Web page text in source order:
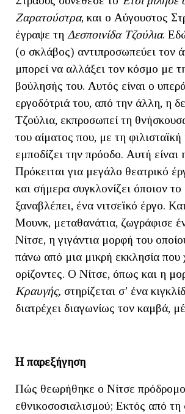
Ζαρατούστρα, και ο Αύγουστος
έγραψε τη Δεσποινίδα Τζούλια.
(ο σκλάβος) αντιπροσωπεύει τον
μπορεί να αλλάξει τον κόσμο με
βούλησής του. Αυτός είναι ο
εργοδότριά του, από την άλλη, η
Τζούλια, εκπροσωπεί τη
του αίματος που, με τη φιλισταϊκή
εμποδίζει την πρόοδο. Αυτή
Πρόκειται για μεγάλο θεατρικό
και σήμερα συγκλονίζει όποιον το
ξαναβλέπει, ένα νιτσεϊκό έργο.
Μουνκ, μεταθανάτια, ζωγράφισε
Νίτσε, η γιγάντια μορφή του
πάνω από μια μικρή εκκλησία που
ορίζοντες. Ο Νίτσε, όπως και η
Κραυγής, στηρίζεται σ’ ένα
διατρέχει διαγωνίως τον καμβά,
Η παρεξήγηση
Πώς θεωρήθηκε ο Νίτσε
εθνικοσοσιαλισμού; Εκτός από